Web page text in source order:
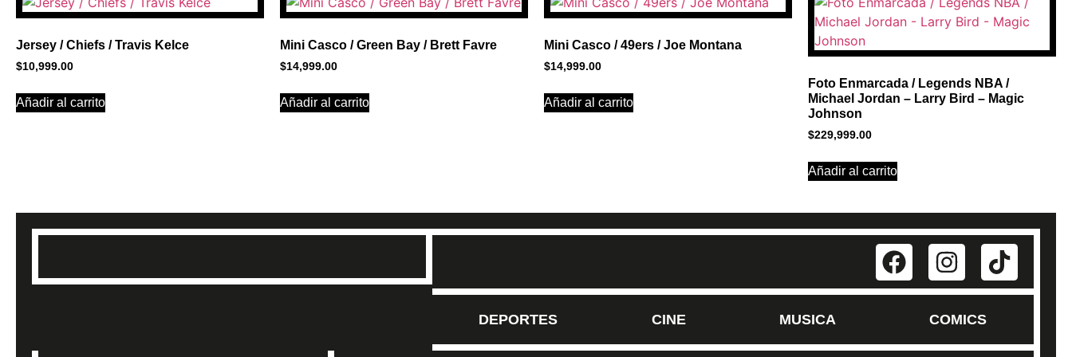
PROMOCIONES 1
Jersey / Chiefs / Travis Kelce
$10,999.00
Añadir al carrito
Mini Casco / Green Bay / Brett Favre
$14,999.00
Añadir al carrito
Mini Casco / 49ers / Joe Montana
$14,999.00
Añadir al carrito
Foto Enmarcada / Legends NBA /
Michael Jordan – Larry Bird – Magic
Johnson
$229,999.00
Añadir al carrito
DEPORTES CINE MUSICA COMICS